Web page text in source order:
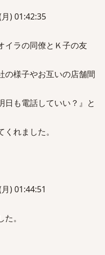
) 01:42:35
イラの同僚とＫ子の友
の様子やお互いの店舗間
日も電話していい？』と
れました。
) 01:44:51
。